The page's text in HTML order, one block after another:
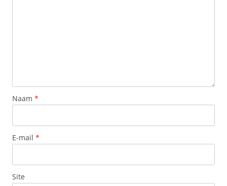
Naam *
E-mail *
Site